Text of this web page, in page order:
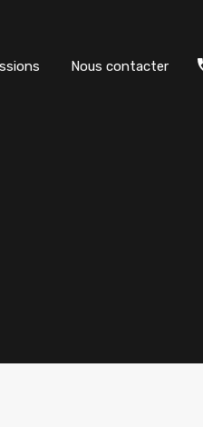
Nous contacter